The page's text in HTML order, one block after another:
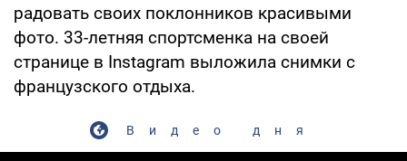
радовать своих поклонников красивыми
фото. 33-летняя спортсменка на своей
странице в Instagram выложила снимки с
французского отдыха.
Видео дня